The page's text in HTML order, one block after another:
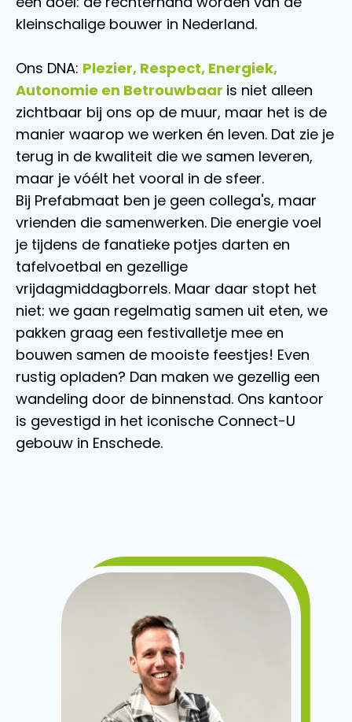
kleinschalige bouwer in Nederland.
Ons DNA: Plezier, Respect, Energiek,
Autonomie en Betrouwbaar is niet alleen
zichtbaar bij ons op de muur, maar het is de
manier waarop we werken én leven. Dat zie je
terug in de kwaliteit die we samen leveren,
maar je vóélt het vooral in de sfeer.
Bij Prefabmaat ben je geen collega's, maar
vrienden die samenwerken. Die energie voel
je tijdens de fanatieke potjes darten en
tafelvoetbal en gezellige
vrijdagmiddagborrels. Maar daar stopt het
niet: we gaan regelmatig samen uit eten, we
pakken graag een festivalletje mee en
bouwen samen de mooiste feestjes! Even
rustig opladen? Dan maken we gezellig een
wandeling door de binnenstad. Ons kantoor
is gevestigd in het iconische Connect-U
gebouw in Enschede.